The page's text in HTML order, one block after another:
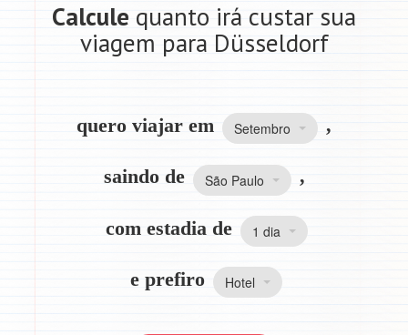
Calcule quanto irá custar sua
viagem para Düsseldorf
quero viajar em Setembro ,
saindo de São Paulo ,
com estadia de 1 dia
e prefiro Hotel